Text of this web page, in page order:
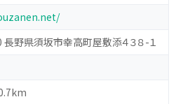
野県須坂市幸高町屋敷添４３８-１